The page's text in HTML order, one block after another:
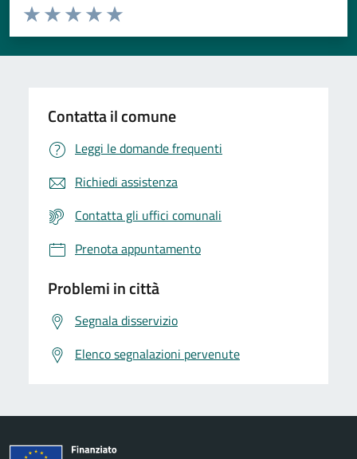
Valuta da 1 a 5 stelle la pagina
Valuta 5 stelle su 5
Valuta 4 stelle su 5
Valuta 3 stelle su 5
Valuta 2 stelle su 5
Valuta 1 stelle su 5
Contatta il comune
Leggi le domande frequenti
Richiedi assistenza
Contatta gli uffici comunali
Prenota appuntamento
Problemi in città
Segnala disservizio
Elenco segnalazioni pervenute